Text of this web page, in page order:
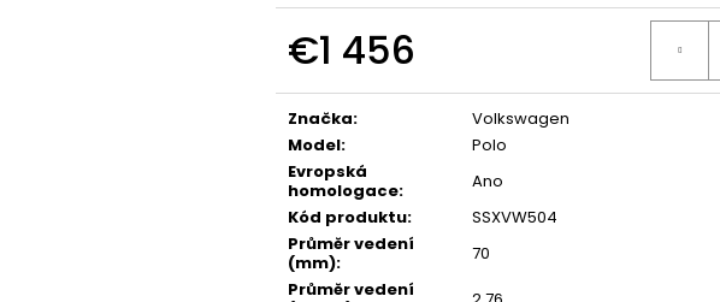
€1 456
price:
Značka:
Volkswagen
Model:
Polo
Evropská
homologace:
Ano
Kód produktu:
SSXVW504
Průměr vedení
(mm):
70
Průměr vedení
NGK ČERVENÝ ZAPALOVACÍ MODUL APR SPORTOVNÍ ZAPALOVACÍ MODUL
€60